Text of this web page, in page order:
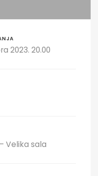
2023. 20.00
Velika sala